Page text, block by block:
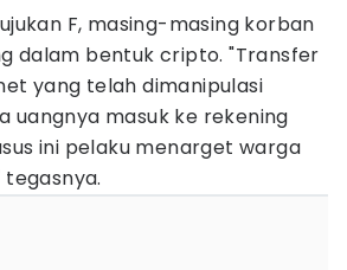
F, masing-masing korban
dalam bentuk cripto. "Transfer
yang telah dimanipulasi
uangnya masuk ke rekening
ini pelaku menarget warga